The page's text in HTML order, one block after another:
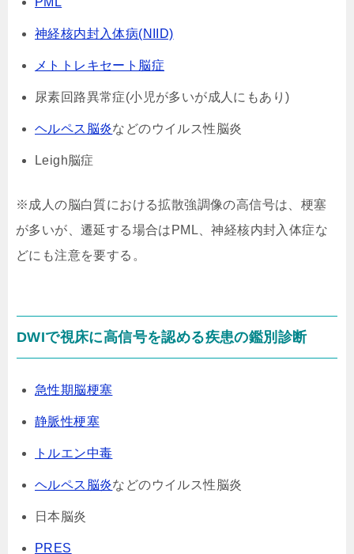
神経核内封入体病(NIID)
メトトレキセート脳症
尿素回路異常症(小児が多いが成人にもあり)
ヘルペス脳炎などのウイルス性脳炎
Leigh脳症
※成人の脳白質における拡散強調像の高信号は、梗塞
が多いが、遷延する場合はPML、神経核内封入体症な
どにも注意を要する。
DWIで視床に高信号を認める疾患の鑑別診断
急性期脳梗塞
静脈性梗塞
トルエン中毒
ヘルペス脳炎などのウイルス性脳炎
日本脳炎
PRES